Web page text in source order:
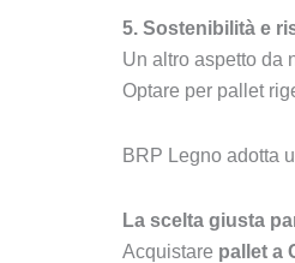
5. Sostenibilità e
Un altro aspetto da
Optare per pallet
BRP Legno adotta
La scelta giusta
Acquistare pallet a